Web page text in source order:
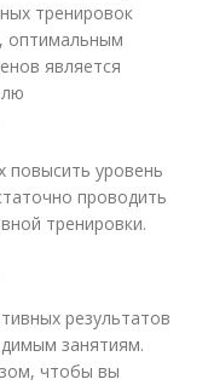
тренировок
оптимальным
является
повысить уровень
проводить
тренировки.
результатов
занятиям.
чтобы вы